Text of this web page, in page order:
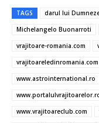
e
b
o
o
k
it
te
r
ai
l
TAGS darul lui
Michelangelo Buonarroti
vrajitoare-romania.com
vrajitoareledinromania.com
www.astrointernational.ro
www.vrajitoareclub.com